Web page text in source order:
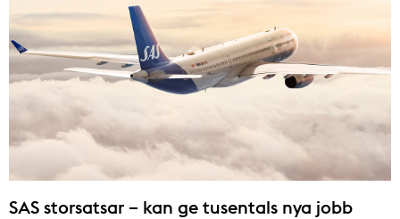
SAS storsatsar – kan ge tusentals nya jobb